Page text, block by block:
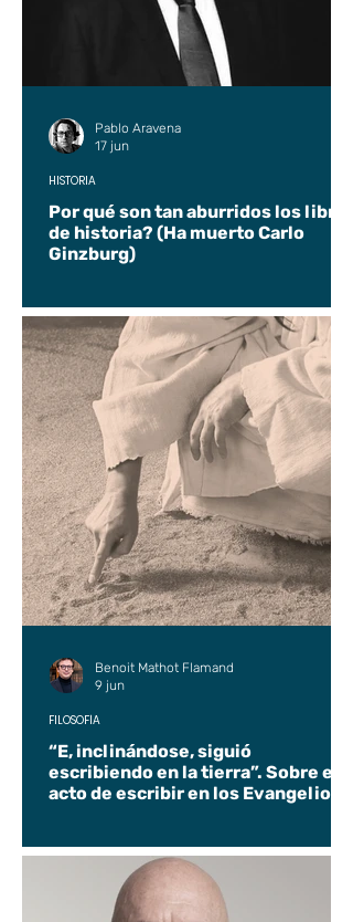
Por qué son tan aburridos los libros
de historia? (Ha muerto Carlo
Ginzburg)
HISTORIA
Pablo Aravena
17 jun
“E, inclinándose, siguió
escribiendo en la tierra”. Sobre el
acto de escribir en los Evangelios.
FILOSOFÍA
Benoit Mathot Flamand
9 jun